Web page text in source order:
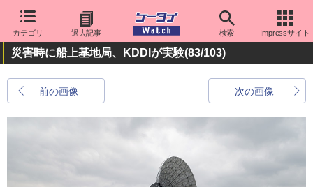
カテゴリ 過去記事 検索 Impressサイト
災害時に船上基地局、KDDIが実験(83/103)
前の画像 次の画像